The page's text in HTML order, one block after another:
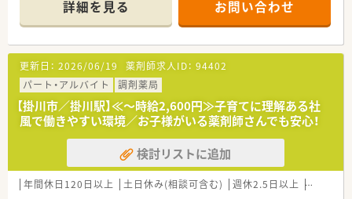
■弊社からの紹介実績あり♪
詳細を見る お問い合わせ
更新日： 2026/06/19 薬剤師求人ID： 94402
パート・アルバイト
調剤薬局
【掛川市／掛川駅】≪～時給2,600円≫子育てに理解ある社
風で働きやすい環境／お子様がいる薬剤師さんでも安心！
検討リストに追加
年間休日120日以上 土日休み(相談可含む) 週休2.5日以上 週32h以